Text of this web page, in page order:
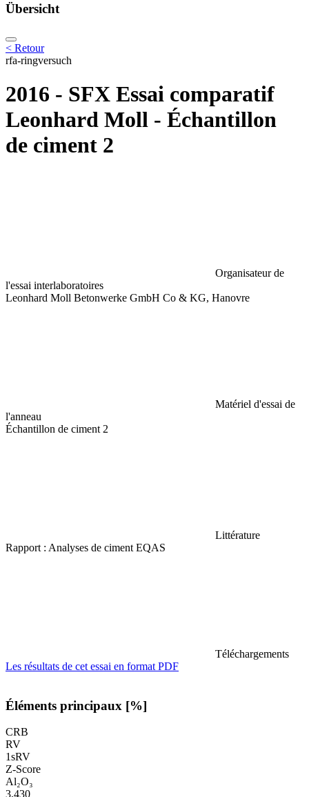
Übersicht
< Retour
rfa-ringversuch
2016 - SFX Essai comparatif
Leonhard Moll - Échantillon
de ciment 2
Organisateur de
l'essai interlaboratoires
Leonhard Moll Betonwerke GmbH Co & KG, Hanovre
Matériel d'essai de
l'anneau
Échantillon de ciment 2
Littérature
Rapport : Analyses de ciment EQAS
Téléchargements
Les résultats de cet essai en format PDF
Éléments principaux [%]
CRB
RV
1sRV
Z-Score
Al₂O₃
3,430